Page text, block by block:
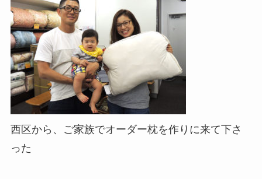
西区から、ご家族でオーダー枕を作りに来て下さ
った